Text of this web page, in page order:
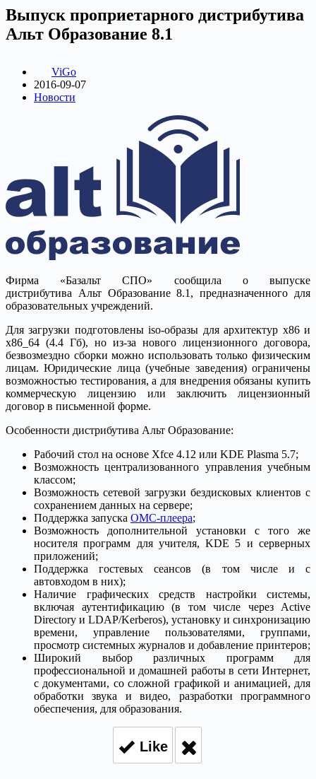
Выпуск проприетарного дистрибутива
Альт Образование 8.1
ViGo
2016-09-07
Новости
Фирма «Базальт СПО» сообщила о выпуске
дистрибутива Альт Образование 8.1, предназначенного для
образовательных учреждений.
Для загрузки подготовлены iso-образы для архитектур x86 и
x86_64 (4.4 Гб), но из-за нового лицензионного договора,
безвозмездно сборки можно использовать только физическим
лицам. Юридические лица (учебные заведения) ограничены
возможностью тестирования, а для внедрения обязаны купить
коммерческую лицензию или заключить лицензионный
договор в письменной форме.
Особенности дистрибутива Альт Образование:
Рабочий стол на основе Xfce 4.12 или KDE Plasma 5.7;
Возможность централизованного управления учебным
классом;
Возможность сетевой загрузки бездисковых клиентов с
сохранением данных на сервере;
Поддержка запуска ОМС-плеера;
Возможность дополнительной установки с того же
носителя программ для учителя, KDE 5 и серверных
приложений;
Поддержка гостевых сеансов (в том числе и с
автовходом в них);
Наличие графических средств настройки системы,
включая аутентификацию (в том числе через Active
Directory и LDAP/Kerberos), установку и синхронизацию
времени, управление пользователями, группами,
просмотр системных журналов и добавление принтеров;
Широкий выбор различных программ для
профессиональной и домашней работы в сети Интернет,
с документами, со сложной графикой и анимацией, для
обработки звука и видео, разработки программного
обеспечения, для образования.
Like